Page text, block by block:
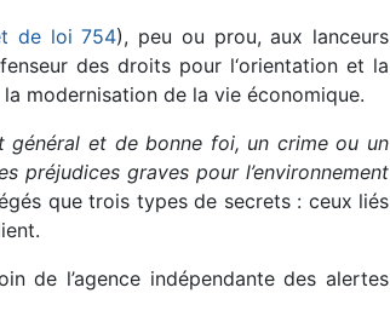
de loi 754), peu ou prou, aux lanceurs
des droits pour l‘orientation et la
modernisation de la vie économique.
général et de bonne foi, un crime ou un
préjudices graves pour l’environnement
que trois types de secrets : ceux liés
de l’agence indépendante des alertes